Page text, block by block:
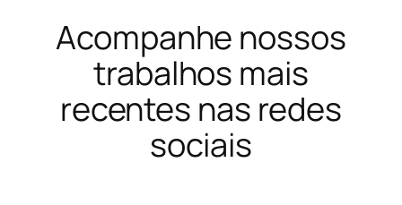
Acompanhe nossos
trabalhos mais
recentes nas redes
sociais